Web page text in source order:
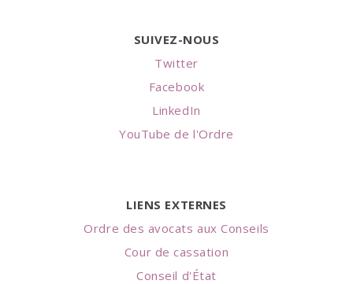
SUIVEZ-NOUS
Twitter
Facebook
LinkedIn
YouTube de l'Ordre
LIENS EXTERNES
Ordre des avocats aux Conseils
Cour de cassation
Conseil d'État